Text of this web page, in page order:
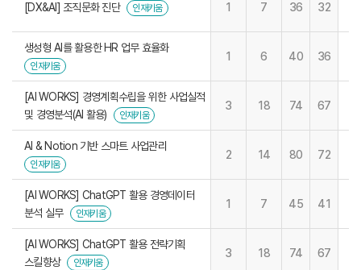
[DX&AI] 조직문화 진단 인재키움 1 7 36 32
생성형 AI를 활용한 HR 업무 효율화
인재키움
1 6 40 36
[AI WORKS] 경영계획수립을 위한 사업실적
및 경영분석(AI 활용)
인재키움
3 18 74 67
AI & Notion 기반 스마트 사업관리
인재키움
2 14 80 72
[AI WORKS] ChatGPT 활용 경영데이터
분석 실무
인재키움
1 7 45 41
[AI WORKS] ChatGPT 활용 전략기획
스킬향상
인재키움
3 18 74 67